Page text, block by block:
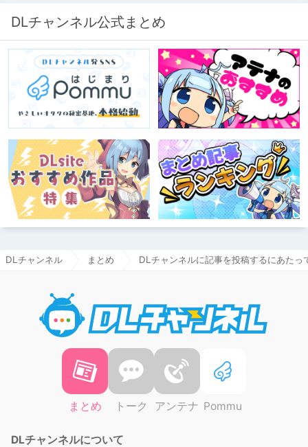
DLチャンネル公式まとめ
DLチャンネル まとめ DLチャンネルに記事を投稿するにあたっ
まとめ トーク アンテナ Pommu
DLチャンネルについて